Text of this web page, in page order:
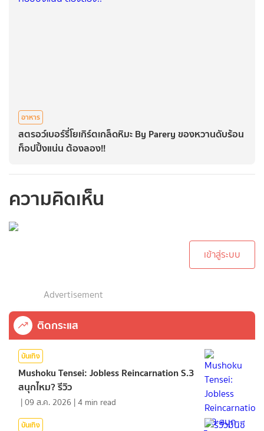
อาหาร
สตรอว์เบอร์รี่โยเกิร์ตเกล็ดหิมะ By Parery ของหวานดับร้อน
ท็อปปิ้งแน่น ต้องลอง!!
ความคิดเห็น
เข้าสู่ระบบ
Advertisement
ติดกระแส
บันเทิง
Mushoku Tensei: Jobless Reincarnation S.3
สนุกไหม? รีวิว
|09 ส.ค. 2026 |4 min read
บันเทิง